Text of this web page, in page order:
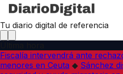
Tu diario digital de referencia
Fiscalía intervendrá ante
menores en Ceuta ◆ Sánchez